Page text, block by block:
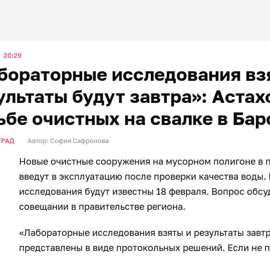
20:29
исследования
будут завтра»:
очистных на свалке в
Автор: София Сафронова
Новые очистные сооружения на мусорном полигоне в
введут в эксплуатацию после проверки качества воды.
исследования будут известны 18 февраля. Вопрос
совещании в правительстве региона.
«Лабораторные исследования взяты и результаты
представлены в виде протокольных решений. Если не